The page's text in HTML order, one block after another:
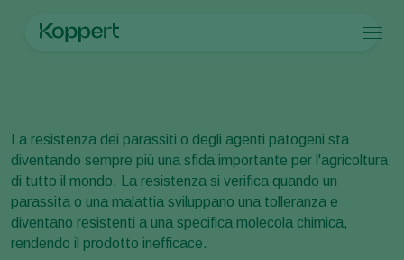
Controllo delle malattie
Impollinazione
Salute delle piante
Applicazione
Monitoraggio
Disinfettante, Pulizia & Igiene
Ortaggi in coltura protetta
Piante ornamentali
Frutta
Ortaggi in pieno campo
Seminativi
Parassiti e malattie
Parassiti delle piante
Malattie delle piante
Informazioni su Koppert
Informazioni su Koppert
Informazioni su Koppert
Notizie e informazioni
Lavora per Koppert
Contatti
Cerca
La resistenza dei parassiti o degli agenti patogeni sta
diventando sempre più una sfida importante per l'agricoltura
di tutto il mondo. La resistenza si verifica quando un
parassita o una malattia sviluppano una tolleranza e
diventano resistenti a una specifica molecola chimica,
rendendo il prodotto inefficace.